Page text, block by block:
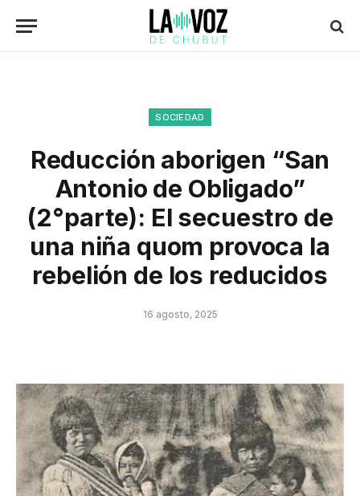
SOCIEDAD
Reducción aborigen “San
Antonio de Obligado”
(2°parte): El secuestro de
una niña quom provoca la
rebelión de los reducidos
16 agosto, 2025